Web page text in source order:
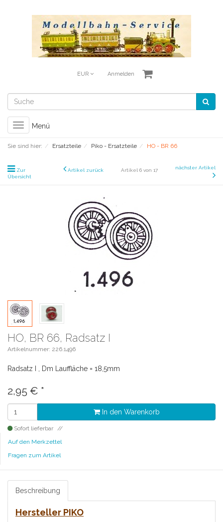
EUR Anmelden
Toggle
navigation
Menü
Sie sind hier: Ersatzteile Piko - Ersatzteile HO - BR 66
Zur
Übersicht
Artikel zurück Artikel 6 von 17 nächster Artikel
HO, BR 66, Radsatz I
Artikelnummer: 226.1496
Radsatz I , Dm Lauffläche = 18,5mm
2,95 € *
In den Warenkorb
Sofort lieferbar
Auf den Merkzettel
Fragen zum Artikel
Beschreibung
Hersteller PIKO